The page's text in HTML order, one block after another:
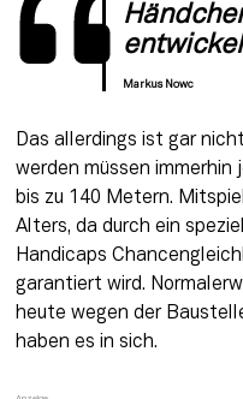
Markus Nowc
Das allerdings ist gar
werden müssen immerhin
bis zu 140 Metern.
Alters, da durch ein
Handicaps
garantiert wird.
heute wegen der
haben es in sich.